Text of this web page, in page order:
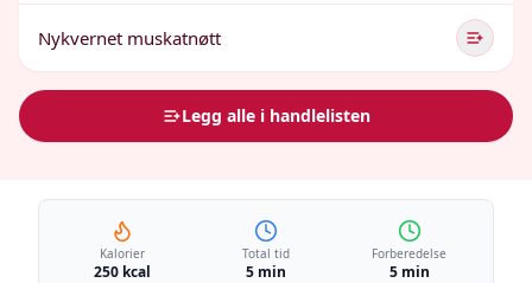
Nykvernet muskatnøtt
Legg alle i handlelisten
Kalorier
250 kcal
Total tid
5 min
Forberedelse
5 min